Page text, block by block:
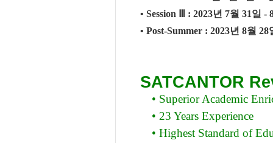
• Session : 2023년 7월 31일 -
• Post-Summer : 2023년 8월 28
SATCANTOR
• Superior Academic
• 23 Years Experience
•Highest Standard of